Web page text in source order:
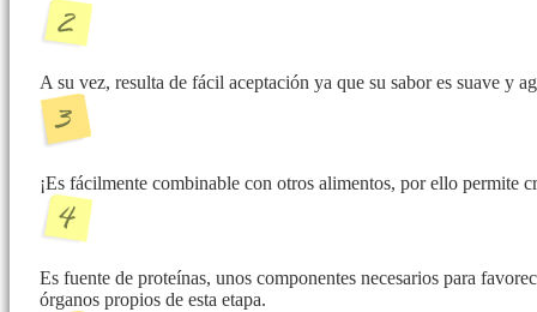
A su vez, resulta de fácil aceptación ya que su sabor es suave y
¡Es fácilmente combinable con otros alimentos, por ello permite
Es fuente de proteínas, unos componentes necesarios para
órganos propios de esta etapa.